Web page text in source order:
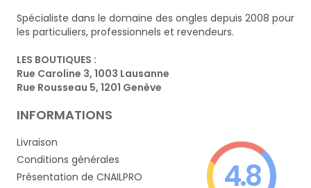
Spécialiste dans le domaine des ongles depuis 2008 pour
les particuliers, professionnels et revendeurs.
LES BOUTIQUES :
Rue Caroline 3, 1003 Lausanne
Rue Rousseau 5, 1201 Genève
INFORMATIONS
Livraison
Conditions générales
Présentation de CNAILPRO
4.8